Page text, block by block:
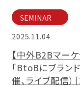
SEMINAR
2025.11.04
【中外B2Bマー
「BtoBにブラン
催、ライブ配信